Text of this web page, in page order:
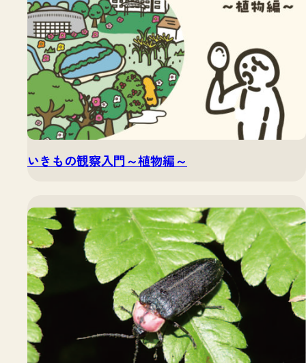
いきもの観察入門～植物編～